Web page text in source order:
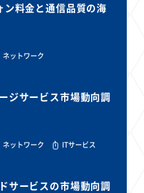
料金と通信品質の海
ネットワーク
ジサービス市場動向調
ネットワーク
ITサービス
サービスの市場動向調